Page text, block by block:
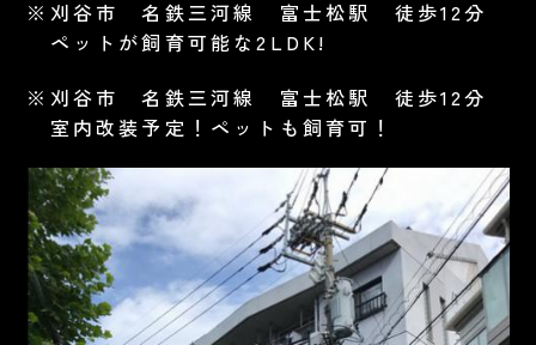
※刈谷市 名鉄三河線 富士松駅 徒歩12分
ペットが飼育可能な2LDK!
※刈谷市 名鉄三河線 富士松駅 徒歩12分
室内改装予定！ペットも飼育可！